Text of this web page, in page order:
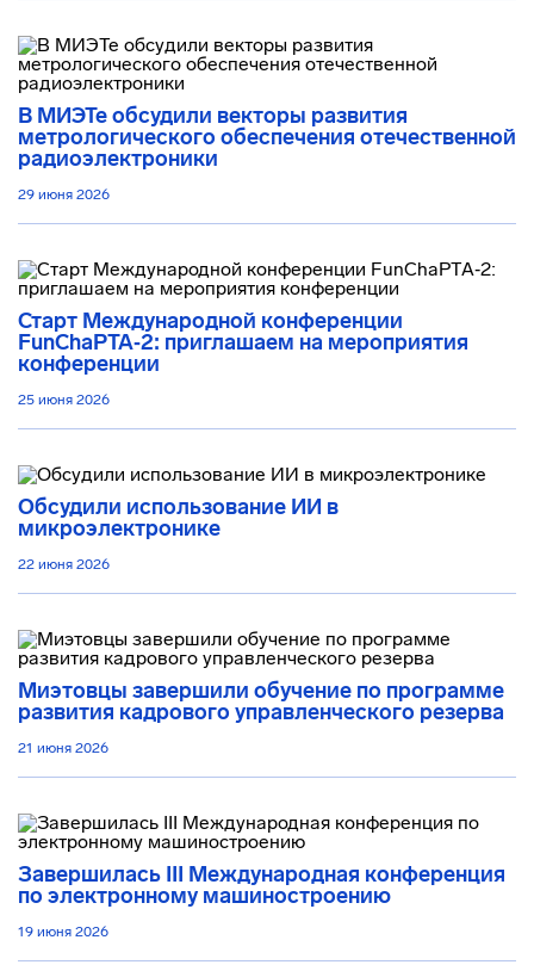
В МИЭТе обсудили векторы развития
метрологического обеспечения отечественной
радиоэлектроники
29 июня 2026
Старт Международной конференции
FunChaPTA‑2: приглашаем на мероприятия
конференции
25 июня 2026
Обсудили использование ИИ в
микроэлектронике
22 июня 2026
Миэтовцы завершили обучение по программе
развития кадрового управленческого резерва
21 июня 2026
Завершилась III Международная конференция
по электронному машиностроению
19 июня 2026